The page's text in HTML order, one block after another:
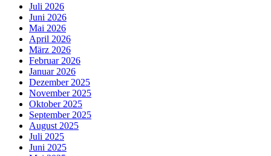
Juli 2026
Juni 2026
Mai 2026
April 2026
März 2026
Februar 2026
Januar 2026
Dezember 2025
November 2025
Oktober 2025
September 2025
August 2025
Juli 2025
Juni 2025